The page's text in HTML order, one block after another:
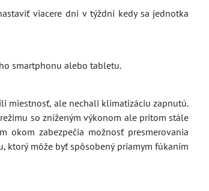
viacere dni v týždni kedy sa jednotka
smartphonu alebo tabletu.
miestnosť, ale nechali klimatizáciu zapnutú.
so zníženým výkonom ale pritom stále
okom zabezpečia možnosť presmerovania
ktorý môže byť spôsobený priamym fúkaním